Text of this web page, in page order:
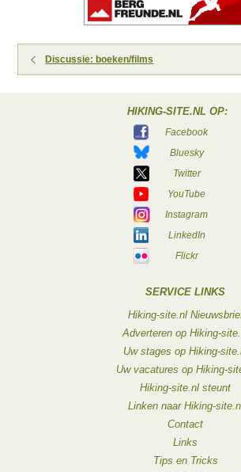
Discussie: boeken/films
HIKING-SITE.NL OP:
Facebook
Bluesky
Twitter
YouTube
Instagram
LinkedIn
Flickr
SERVICE LINKS
Hiking-site.nl
Adverteren op Hiking-
Uw stages op Hiking-
Uw vacatures op Hiking-
Hiking-site.nl steunt
Linken naar Hiking-
Contact
Links
Tips en Tricks